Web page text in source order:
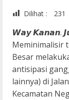
Dilihat :
231
𝙒𝙖𝙮 𝙆𝙖𝙣𝙖𝙣.
Meminimalisir
Besar
antisipasi
lainnya) di
Kecamatan